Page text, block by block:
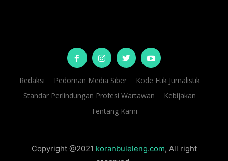
Redaksi Pedoman Media Siber
Kode Etik Jurnalistik
Standar Perlindungan Profesi Wartawan
Kebijakan
Tentang Kami
Copyright @2021 koranbuleleng.com, All right